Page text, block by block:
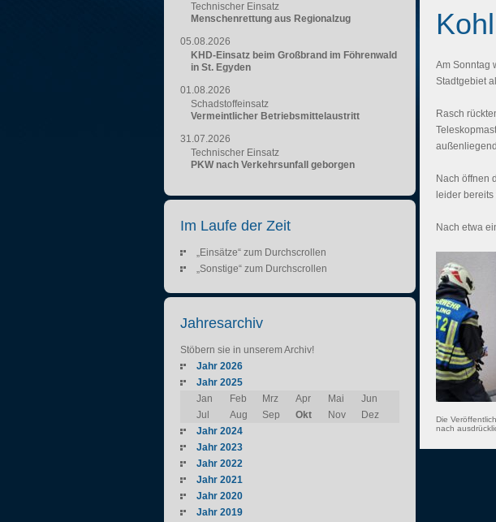
Am Sonntag
Stadtgebiet
Rasch
Nach öffnen
leider
Nach etwa
Die
nach
Technischer Einsatz
Menschenrettung aus Regionalzug
05.08.2026
KHD-Einsatz beim Großbrand im Föhrenwald
in St. Egyden
01.08.2026
Schadstoffeinsatz
Vermeintlicher Betriebsmittelaustritt
31.07.2026
Technischer Einsatz
PKW nach Verkehrsunfall geborgen
Im Laufe der Zeit
„Einsätze“ zum Durchscrollen
„Sonstige“ zum Durchscrollen
Jahresarchiv
Stöbern sie in unserem Archiv!
Jahr 2026
Jahr 2025
Jan
Feb Mrz Apr Mai
Jun
Jul
Aug Sep Okt Nov
Dez
Jahr 2024
Jahr 2023
Jahr 2022
Jahr 2021
Jahr 2020
Jahr 2019